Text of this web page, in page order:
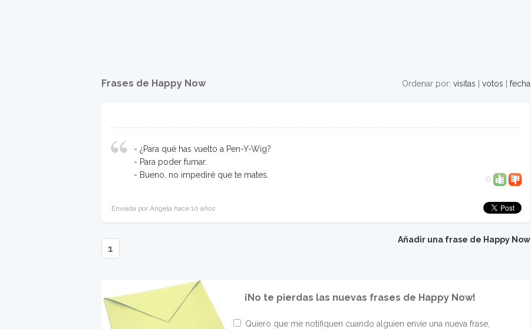
Ordenar por: visitas votos fecha
Frases de Happy Now
- ¿Para qué has vuelto a Pen-Y-Wig?
- Para poder fumar.
- Bueno, no impediré que te mates.
0
Enviada por Angela hace 10 años
Añadir una frase de Happy Now
1
¡No te pierdas las nuevas frases de Happy Now!
Quiero que me notifiquen cuando alguien envíe una nueva frase,